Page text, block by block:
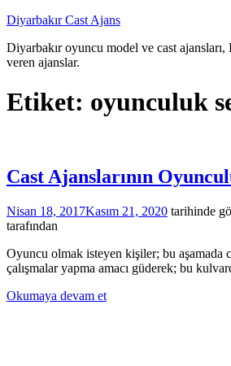
İçeriğe
Diyarbakır Cast Ajans
Diyarbakır oyuncu model ve cast
veren ajanslar.
Etiket: oyunculuk
Cast Ajanslarının
Nisan 18, 2017Kasım 21, 2020 tarihinde
tarafından
Oyuncu olmak isteyen kişiler; bu aşamada
çalışmalar yapma amacı güderek; bu
Okumaya devam et